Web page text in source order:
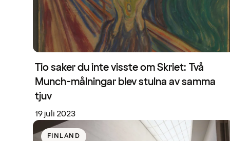
Tio saker du inte visste om Skriet: Två
Munch-målningar blev stulna av samma
tjuv
19 juli 2023
FINLAND